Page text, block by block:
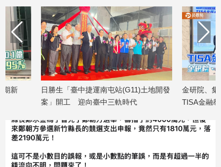
日勝生「臺中捷運南屯站(G11)土地開發
案」開工 迎向臺中三軌時代
金研院、集保、投信
TISA金融教育 將辦